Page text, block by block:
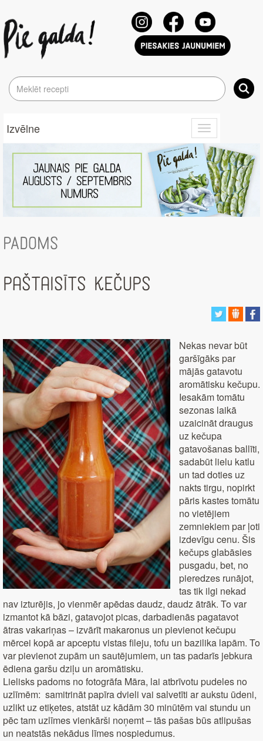
Toggle
navigation
Izvēlne
PADOMS
Paštaisīts kečups
Nekas nevar būt
garšīgāks par
mājās gatavotu
aromātisku kečupu.
Iesakām tomātu
sezonas laikā
uzaicināt draugus
uz kečupa
gatavošanas ballīti,
sadabūt lielu katlu
un tad doties uz
nakts tirgu, nopirkt
pāris kastes tomātu
no vietējiem
zemniekiem par ļoti
izdevīgu cenu. Šis
kečups glabāsies
pusgadu, bet, no
pieredzes runājot,
tas tik ilgi nekad
nav izturējis, jo vienmēr apēdas daudz, daudz ātrāk. To var
izmantot kā bāzi, gatavojot picas, darbadienās pagatavot
ātras vakariņas – izvārīt makaronus un pievienot kečupu
mērcei kopā ar apceptu vistas fileju, tofu un bazilika lapām. To
var pievienot zupām un sautējumiem, un tas padarīs jebkura
ēdiena garšu dziļu un aromātisku.
Lielisks padoms no fotogrāfa Māra, lai atbrīvotu pudeles no
uzlīmēm: samitrināt papīra dvieli vai salvetīti ar aukstu ūdeni,
uzlikt uz etiķetes, atstāt uz kādām 30 minūtēm vai stundu un
pēc tam uzlīmes vienkārši noņemt – tās pašas būs atlipušas
un neatstās nekādus līmes nospiedumus.